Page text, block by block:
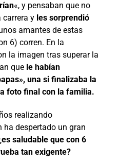
«, y pensaban que no
carrera y les sorprendió
amantes de estas
6) corren. En la
la imagen tras superar la
que le habían
una si finalizaba la
foto final con la familia.
realizando
despertado un gran
saludable que con 6
tan exigente?